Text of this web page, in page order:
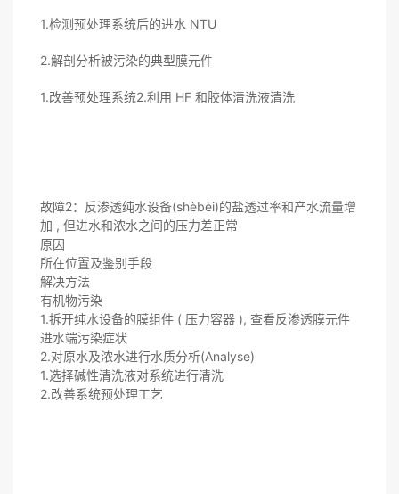
1.检测预处理系统后的进水 NTU
2.解剖分析被污染的典型膜元件
1.改善预处理系统2.利用 HF 和胶体清洗液清洗
故障2：反渗透纯水设备(shèbèi)的盐透过率和产水流量增
加 , 但进水和浓水之间的压力差正常
原因
所在位置及鉴别手段
解决方法
有机物污染
1.拆开纯水设备的膜组件 ( 压力容器 ), 查看反渗透膜元件
进水端污染症状
2.对原水及浓水进行水质分析(Analyse)
1.选择碱性清洗液对系统进行清洗
2.改善系统预处理工艺